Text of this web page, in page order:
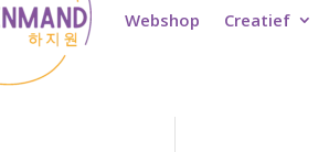
Webshop Creatief